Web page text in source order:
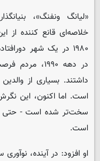
«لیانگ ونفنگ»،
خلاصه‌ای قانع کننده
۱۹۸۰ در یک شهر
در دهه
داشتند. بسیاری از
است. اما اکنون، این
سخت‌تر شده است - حتی
است.